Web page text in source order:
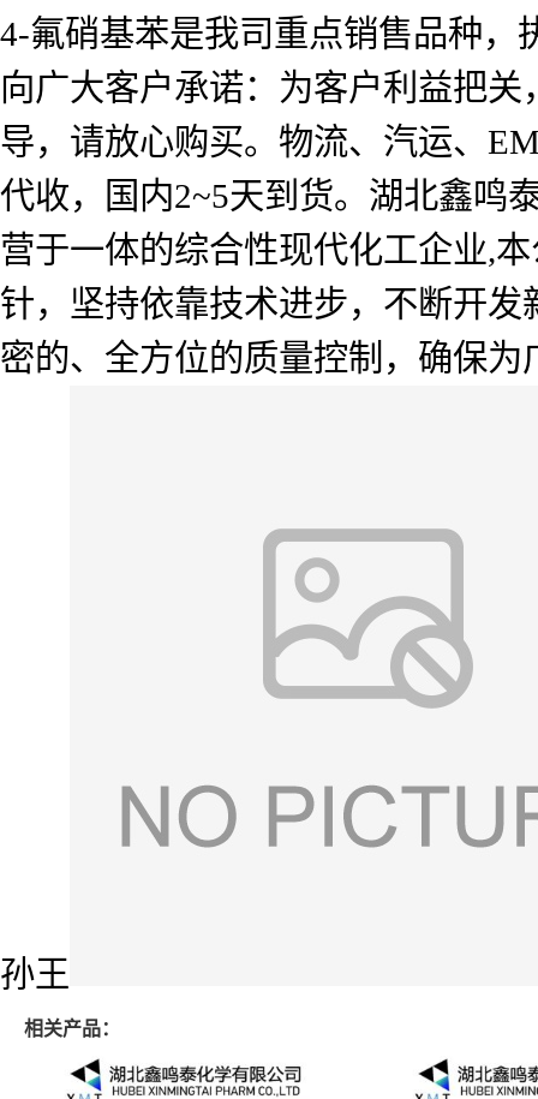
4-氟硝基苯是我司重点销售品种
向广大客户承诺：为客户利益把
导，请放心购买。物流、汽运、
代收，国内2~5天到货。湖北鑫鸣
营于一体的综合性现代化工企业,
针，坚持依靠技术进步，不断开
密的、全方位的质量控制，确保
孙王
相关产品：